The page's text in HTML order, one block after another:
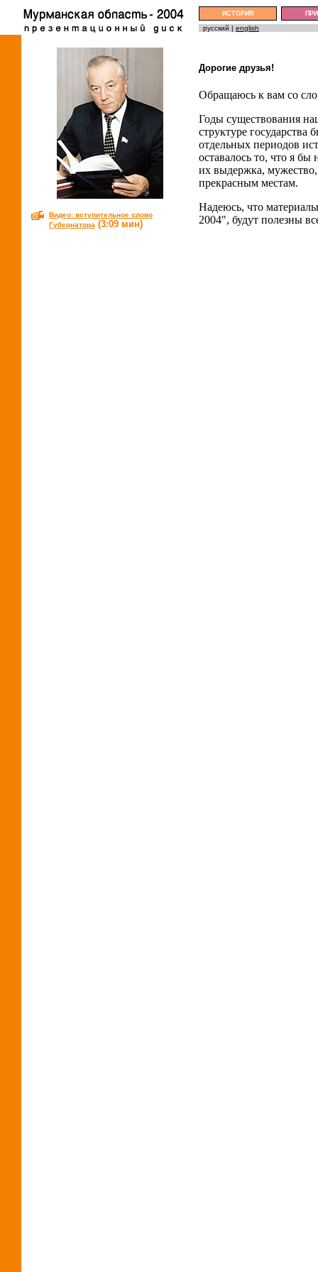
ИСТОРИЯ
русский | english
Видео: вступительное слово
Губернатора (3:09 мин)
Дорогие друзья!
Обращаюсь к вам со
Годы существования
структуре
отдельных периодов
оставалось то, что я
их выдержка,
прекрасным местам.
Надеюсь, что
2004", будут полезны